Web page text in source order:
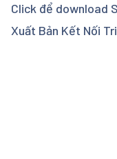
Click để download
Xuất Bản Kết Nối